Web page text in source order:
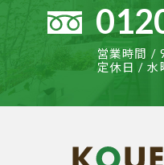
営業時間 /
定休日 / 水